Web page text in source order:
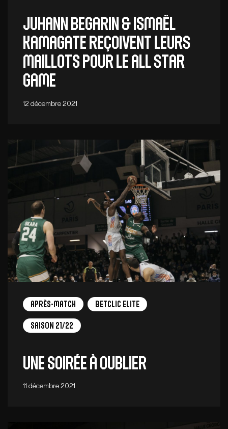
Juhann Begarin & Ismaël
Kamagate reçoivent leurs
maillots pour le All Star
Game
12 décembre 2021
Après-match Betclic Elite
Saison 21/22
Une soirée à oublier
11 décembre 2021